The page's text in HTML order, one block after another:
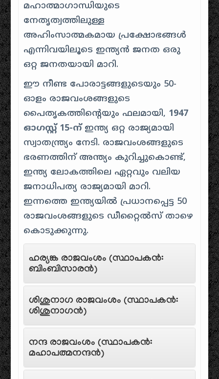
മഹാത്മാഗാന്ധിയുടെ
നേതൃത്വത്തിലുള്ള
അഹിംസാത്മകമായ പ്രക്ഷോഭങ്ങൾ
എന്നിവയിലൂടെ ഇന്ത്യൻ ജനത ഒരു
ഒറ്റ ജനതയായി മാറി.
ഈ നീണ്ട പോരാട്ടങ്ങളുടെയും 50-
ഓളം രാജവംശങ്ങളുടെ
പൈതൃകത്തിൻ്റെയും ഫലമായി, 1947
ഓഗസ്റ്റ് 15-ന്ഇന്ത്യ ഒറ്റ രാജ്യമായി
സ്വാതന്ത്ര്യം നേടി. രാജവംശങ്ങളുടെ
ഭരണത്തിന് അന്ത്യം കുറിച്ചുകൊണ്ട്,
ഇന്ത്യ ലോകത്തിലെ ഏറ്റവും വലിയ
ജനാധിപത്യ രാജ്യമായി മാറി.
ഇന്നത്തെ ഇന്ത്യയിൽ പ്രധാനപ്പെട്ട 50
രാജവംശങ്ങളുടെ ഡീറ്റൈൽസ് താഴെ
കൊടുക്കുന്നു.
ഹര്യങ്ക രാജവംശം (സ്ഥാപകൻ:
ബിംബിസാരൻ)
ശിശുനാഗ രാജവംശം (സ്ഥാപകൻ:
ശിശുനാഗൻ)
നന്ദ രാജവംശം (സ്ഥാപകൻ:
മഹാപത്മനന്ദൻ)